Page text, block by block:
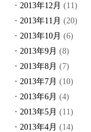
2013年12月 (11)
2013年11月 (20)
2013年10月 (6)
2013年9月 (8)
2013年8月 (7)
2013年7月 (10)
2013年6月 (4)
2013年5月 (11)
2013年4月 (14)